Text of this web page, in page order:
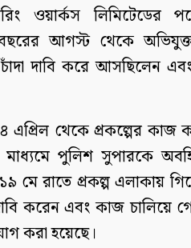
ওয়ার্কস লিমিটেডের
আগস্ট থেকে অভিযুক্ত
দাবি করে আসছিলেন
থেকে প্রকল্পের কাজ
মাধ্যমে পুলিশ সুপারকে
রাতে প্রকল্প এলাকায়
করেন এবং কাজ চালিয়ে
করা হয়েছে।